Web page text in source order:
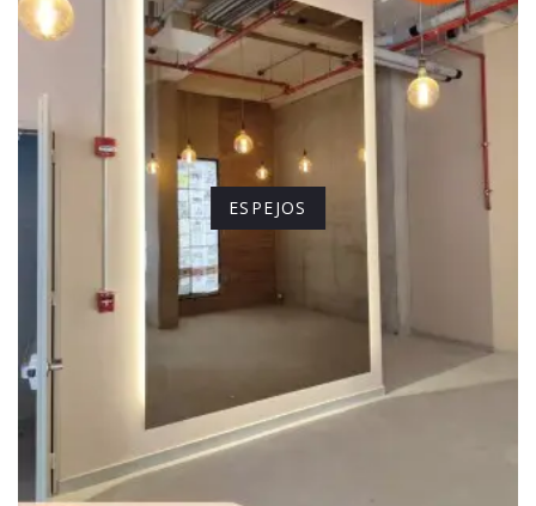
ESPEJOS